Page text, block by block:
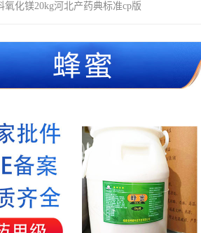
氧化镁20kg河北产药典标准cp版